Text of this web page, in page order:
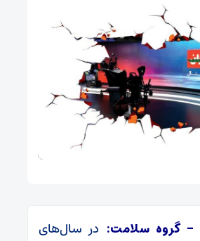
– گروه سلامت: در سال‌های